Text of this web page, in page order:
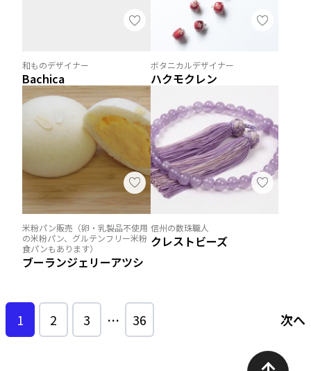
和ものデザイナー
Bachica
ボタニカルデザイナー
ハクモクレン
米粉パン販売（卵・乳製品不使用
の米粉パン、グルテンフリー米粉
食パンもあります）
ブーランジェリーアツシ
信州の数珠職人
クレストビーズ
1 2 3 … 36 次へ